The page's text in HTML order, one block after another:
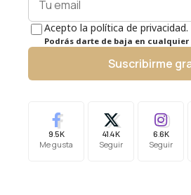
Acepto la política de privacidad.
Podrás darte de baja en
Suscribirme
9.5K
Me gusta
41.4K
Seguir
6.6K
Seguir